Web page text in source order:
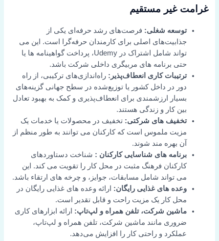
غرامت غیر مستقیم
توسعه شغلی: فرصت‌های رشد حرفه‌ای یکی از
جذابیت‌های اصلی برای کارمندان حرفه‌گرا است. این می
تواند شامل اشتراک در Udemy، پرداخت گواهینامه ها یا
حتی برنامه های مربیگری داخلی شرکت باشد.
ترتیبات کاری انعطاف‌پذیر: راه‌اندازی‌های ترکیبی، از راه
دور در داخل کشور یا توزیع‌شده در سطح جهانی گزینه‌های
بسیار ارزشمندی برای انعطاف‌پذیری و کمک به بهبود تعادل
بین کار و زندگی هستند.
تخفیف های شرکتی: تخفیف در محصولات یا خدمات یک
مزیت ملموس است که کارکنان می توانند به طور منظم از
آن بهره مند شوند.
برنامه های شناسایی کارکنان : شناخت دستاوردهای
کارکنان فرهنگ مثبت در محل کار را تقویت می کند. این
می تواند شامل مسابقات، جوایز، و چرخه های ارتقاء باشد.
وعده های غذایی رایگان: ارائه وعده های غذایی رایگان در
محل کار یک مزیت راحت و قابل تقدیر است.
ماشین شرکت، تلفن همراه و لپ‌تاپ: ارائه ابزارهای کاری
ضروری مانند ماشین شرکت، تلفن همراه و لپ‌تاپ،
عملکرد و راحتی کار را افزایش می‌دهد.